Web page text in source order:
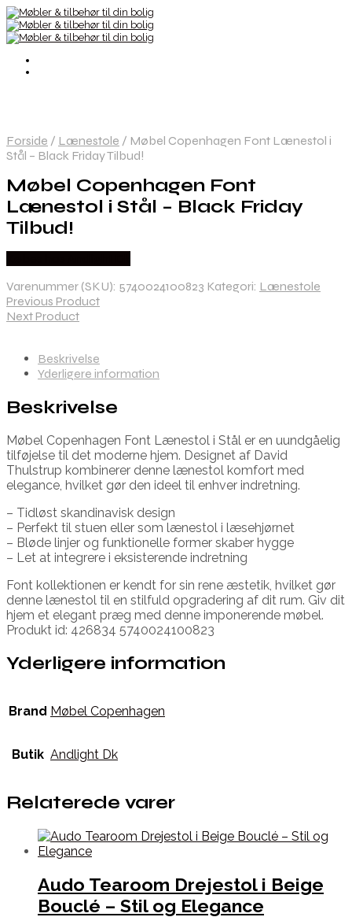
Forside / Lænestole / Møbel Copenhagen Font Lænestol i
Stål – Black Friday Tilbud!
Møbel Copenhagen Font
Lænestol i Stål – Black Friday
Tilbud!
Varenummer (SKU): 5740024100823 Kategori: Lænestole
Previous Product
Next Product
Beskrivelse
Yderligere information
Beskrivelse
Møbel Copenhagen Font Lænestol i Stål er en uundgåelig
tilføjelse til det moderne hjem. Designet af David
Thulstrup kombinerer denne lænestol komfort med
elegance, hvilket gør den ideel til enhver indretning.
– Tidløst skandinavisk design
– Perfekt til stuen eller som lænestol i læsehjørnet
– Bløde linjer og funktionelle former skaber hygge
– Let at integrere i eksisterende indretning
Font kollektionen er kendt for sin rene æstetik, hvilket gør
denne lænestol til en stilfuld opgradering af dit rum. Giv dit
hjem et elegant præg med denne imponerende møbel.
Produkt id: 426834 5740024100823
Yderligere information
Brand Møbel Copenhagen
Butik Andlight Dk
Relaterede varer
Audo Tearoom Drejestol i Beige
Bouclé – Stil og Elegance